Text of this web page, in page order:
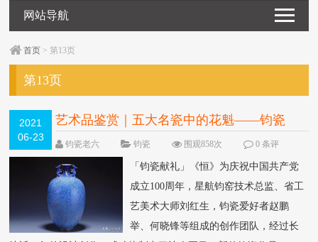
网站导航
首页 > 第13页
第13页
2021
06-23
艺术品鉴赏｜五大名瓷中的花魁——钧瓷
NEW
钧瓷老六 钧瓷 围观858次
0 条评
论
「钧瓷献礼」《恒》为庆祝中国共产党
成立100周年，星航钧窑技术总监、省工
艺美术大师刘红生，钧瓷爱好者赵鹏
举、何晓锋等组成的创作团队，经过长